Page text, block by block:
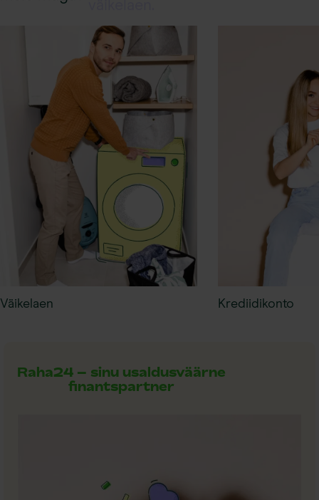
Väikelaen Krediidikonto
Raha24 – sinu usaldusväärne
finantspartner